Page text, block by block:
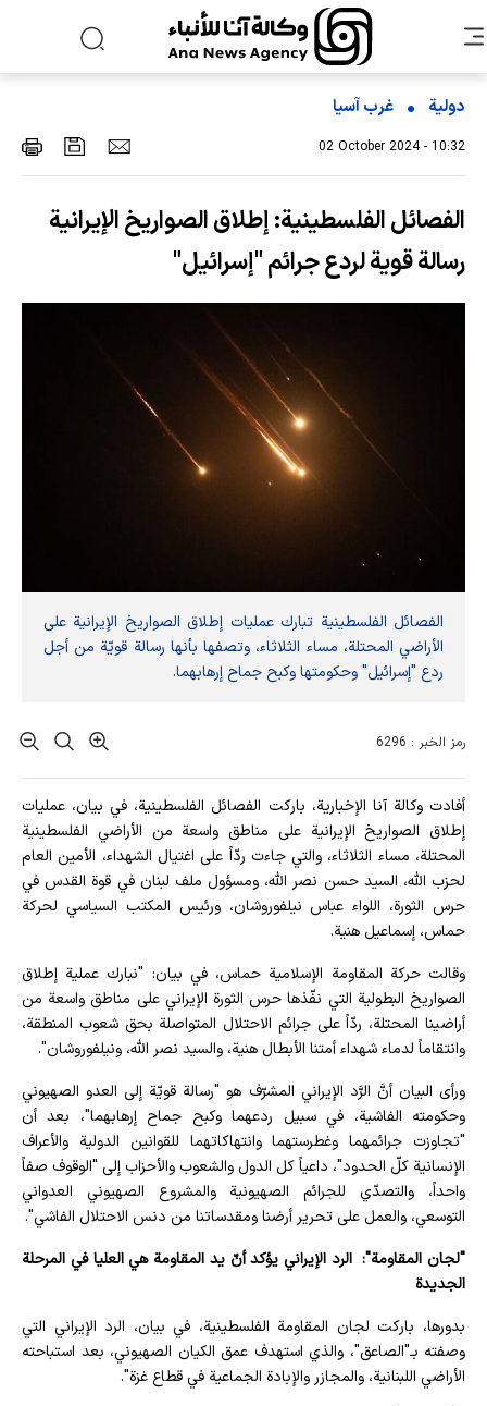
دولية غرب آسیا
02 October 2024 - 10:32
الفصائل الفلسطينية: إطلاق الصواريخ الإيرانية
رسالة قوية لردع جرائم "إسرائيل"
الفصائل الفلسطينية تبارك عمليات إطلاق الصواريخ الإيرانية على
الأراضي المحتلة، مساء الثلاثاء، وتصفها بأنها رسالة قويّة من أجل
ردع "إسرائيل" وحكومتها وكبح جماح إرهابهما.
رمز الخبر : 6296
أفادت وکالة آنا الإخباریة، باركت الفصائل الفلسطينية، في بيان، عمليات
إطلاق الصواريخ الإيرانية على مناطق واسعة من الأراضي الفلسطينية
المحتلة، مساء الثلاثاء، والتي جاءت ردّاً على اغتيال الشهداء، الأمين العام
لحزب الله، السيد حسن نصر الله، ومسؤول ملف لبنان في قوة القدس في
حرس الثورة، اللواء عباس نيلفوروشان، ورئيس المكتب السياسي لحركة
حماس، إسماعيل هنية.
وقالت حركة المقاومة الإسلامية حماس، في بيان: "نبارك عملية إطلاق
الصواريخ البطولية التي نفّذها حرس الثورة الإيراني على مناطق واسعة من
أراضينا المحتلة، ردّاً على جرائم الاحتلال المتواصلة بحق شعوب المنطقة،
وانتقاماً لدماء شهداء أمتنا الأبطال هنية، والسيد نصر الله، ونيلفوروشان".
ورأى البيان أنَّ الرَّد الإيراني المشرّف هو "رسالة قويّة إلى العدو الصهيوني
وحكومته الفاشية، في سبيل ردعهما وكبح جماح إرهابهما"، بعد أن
"تجاوزت جرائمهما وغطرستهما وانتهاكاتهما للقوانين الدولية والأعراف
الإنسانية كلّ الحدود"، داعياً كل الدول والشعوب والأحزاب إلى "الوقوف صفاً
واحداً، والتصدّي للجرائم الصهيونية والمشروع الصهيوني العدواني
التوسعي، والعمل على تحرير أرضنا ومقدساتنا من دنس الاحتلال الفاشي".
"لجان المقاومة": الرد الإيراني يؤكد أنّ يد المقاومة هي العليا في المرحلة
الجديدة
بدورها، باركت لجان المقاومة الفلسطينية، في بيان، الرد الإيراني التي
وصفته بـ"الصاعق"، والذي استهدف عمق الكيان الصهيوني، بعد استباحته
الأراضي اللبنانية، والمجازر والإبادة الجماعية في قطاع غزة".